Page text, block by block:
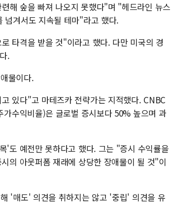
해 숲을 빠져 나오지 못했다"며 "헤드라인 뉴스
넘겨서도 지속될 테마"라고 했다.
타격을 받을 것"이라고 했다. 다만 미국의 경
.
물이다.
있다"고 마테즈카 전략가는 지적했다. CNBC
수익비율)은 글로벌 증시보다 50% 높으며 과
'도 예전만 못하다고 했다. 그는 "증시 수익률을
의 아웃퍼폼 재래에 상당한 장애물이 될 것"이
'매도' 의견을 취하지는 않고 '중립' 의견을 유